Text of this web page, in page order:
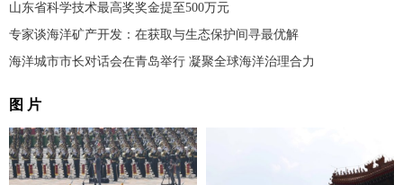
山东省科学技术最高奖奖金提至500万元
专家谈海洋矿产开发：在获取与生态保护间寻最优解
海洋城市市长对话会在青岛举行 凝聚全球海洋治理合力
图 片